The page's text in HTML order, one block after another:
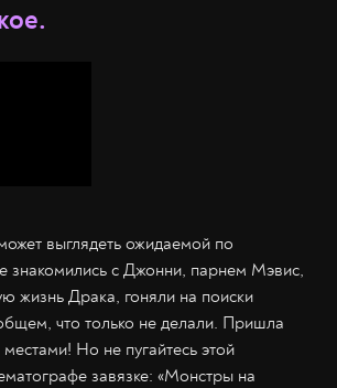
выглядеть ожидаемой по
знакомились с Джонни, парнем Мэвис,
жизнь Драка, гоняли на поиски
что только не делали. Пришла
Но не пугайтесь этой
завязке: «Монстры на